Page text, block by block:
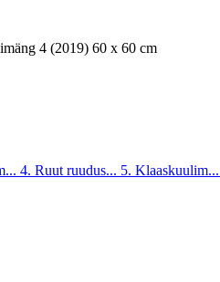
4 (2019) 60 x 60 cm
4. Ruut ruudus... 5. Klaaskuulim...